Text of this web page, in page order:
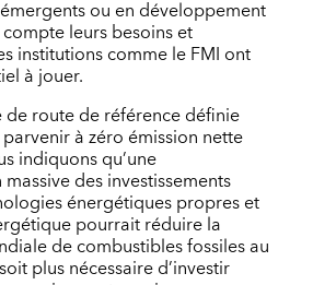
ou en développement
leurs besoins et
institutions comme le FMI ont
à jouer.
de route de référence définie
parvenir à zéro émission nette
indiquons qu’une
des investissements
énergétiques propres et
pourrait réduire la
de combustibles fossiles au
plus nécessaire d’investir